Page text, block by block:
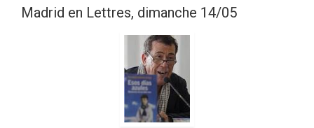
Madrid en Lettres, dimanche 14/05